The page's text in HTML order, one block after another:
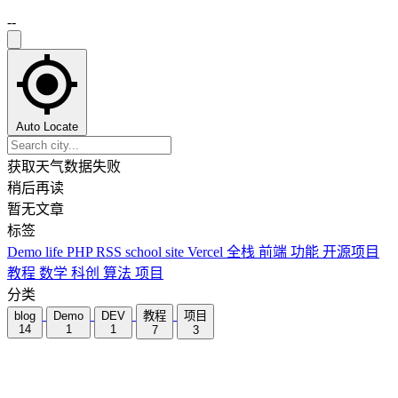
--
Auto Locate
获取天气数据失败
稍后再读
暂无文章
标签
Demo life PHPRSS school site Vercel 全栈 前端 功能 开源项目
教程 数学 科创 算法 项目
分类
blog
14
Demo
1
DEV
1
教程
7
项目
3